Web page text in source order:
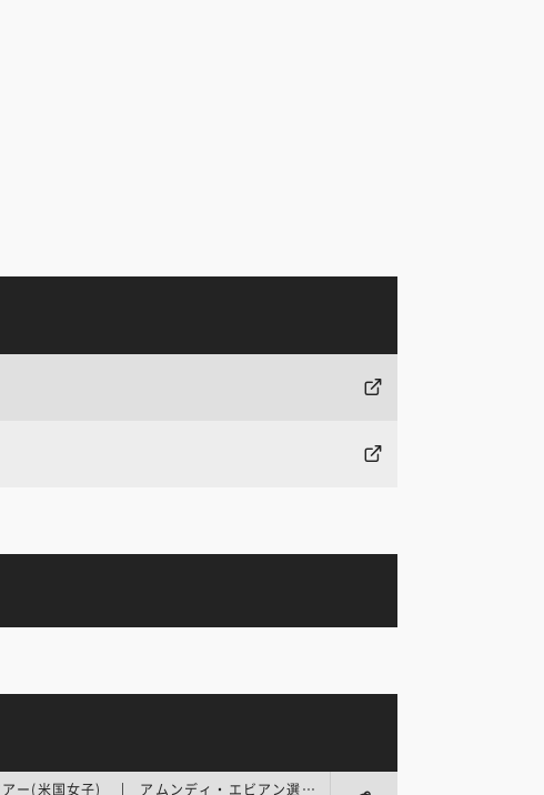
LPGAツアー(米国女子) | アムンディ・エビアン選手権 第3日